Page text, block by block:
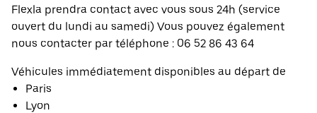
Flexla prendra contact avec vous sous 24h (service
ouvert du lundi au samedi) Vous pouvez également
nous contacter par téléphone : 06 52 86 43 64
Véhicules immédiatement disponibles au départ de
Paris
Lyon